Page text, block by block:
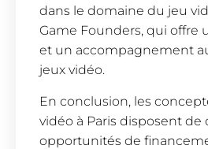
dans le domaine du jeu
Game Founders, qui offre
et un accompagnement
jeux vidéo.
En conclusion, les
vidéo à Paris disposent de
opportunités de